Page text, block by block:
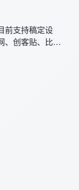
前支持稿定设
、创客贴、比格